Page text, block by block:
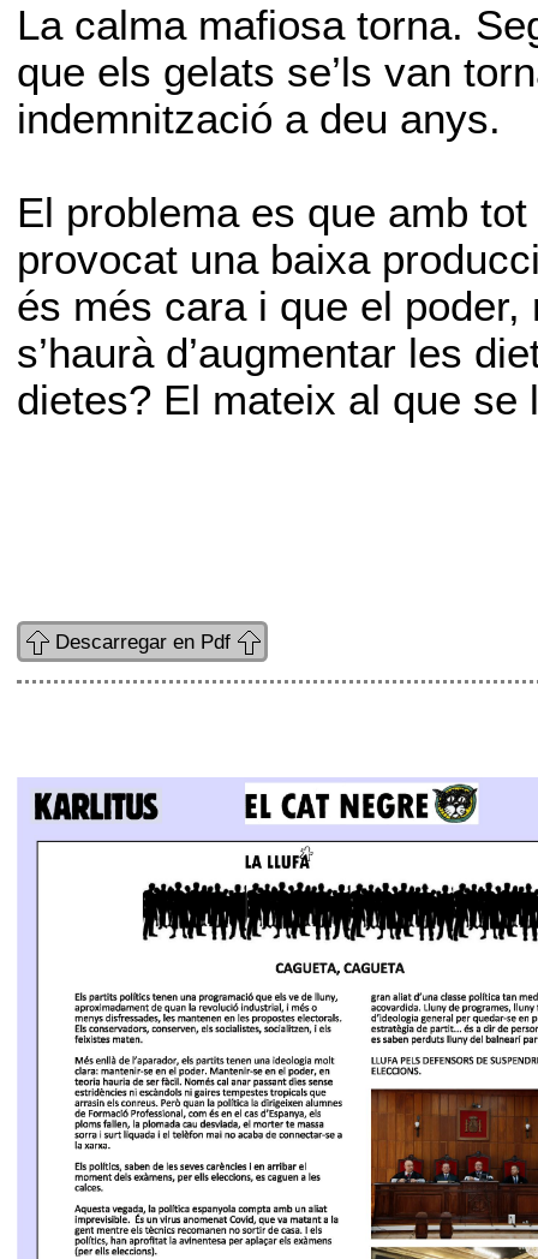
La calma mafiosa torna.
que els gelats se’ls van
indemnització a deu anys.
El problema es que amb
provocat una baixa
és més cara i que el poder,
s’haurà d’augmentar les
dietes? El mateix al que
Descarregar en Pdf